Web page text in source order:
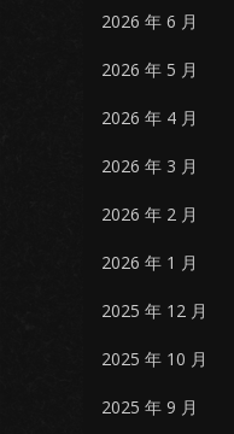
2026 年 6 月
2026 年 5 月
2026 年 4 月
2026 年 3 月
2026 年 2 月
2026 年 1 月
2025 年 12 月
2025 年 10 月
2025 年 9 月